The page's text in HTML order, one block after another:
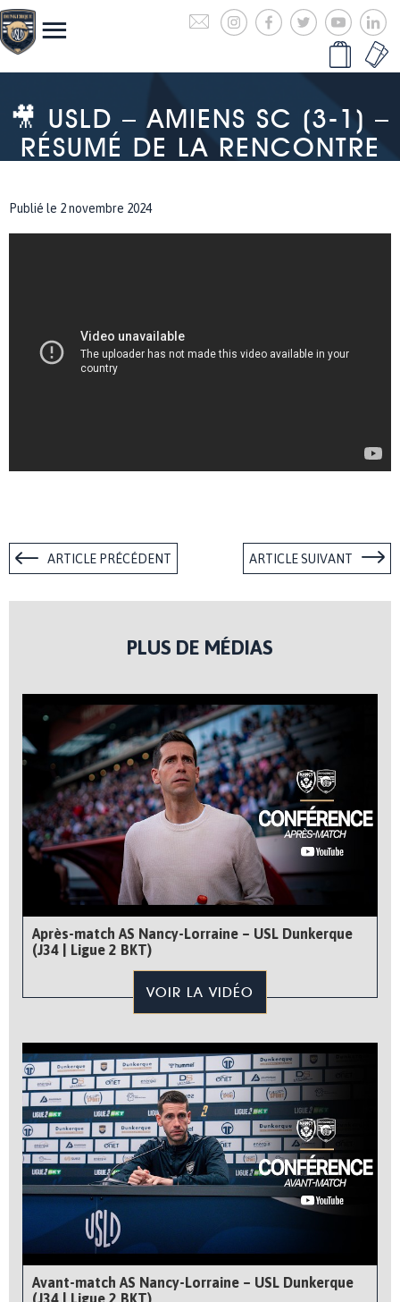
🎥 USLD – AMIENS SC (3-1) –
RÉSUMÉ DE LA RENCONTRE
Publié le 2 novembre 2024
ARTICLE PRÉCÉDENT ARTICLE SUIVANT
PLUS DE MÉDIAS
Après-match AS Nancy-Lorraine – USL Dunkerque
(J34 | Ligue 2 BKT)
VOIR LA VIDÉO
Avant-match AS Nancy-Lorraine – USL Dunkerque
(J34 | Ligue 2 BKT)